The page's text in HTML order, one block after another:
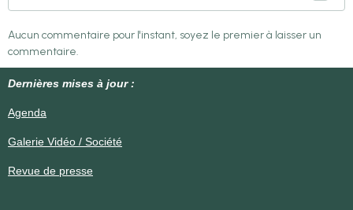
Aucun commentaire pour l'instant, soyez le premier à laisser un
commentaire.
Dernières mises à jour :
Agenda
Galerie Vidéo / Société
Revue de presse